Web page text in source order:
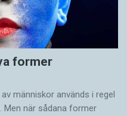
former
människor används i regel
Men när sådana ­former